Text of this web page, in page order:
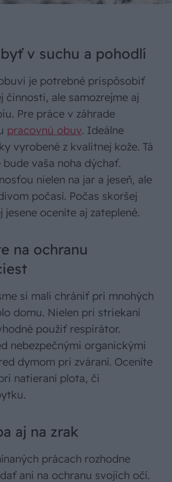
v suchu a pohodlí
je potrebné prispôsobiť
činnosti, ale samozrejme aj
Pre práce v záhrade
pracovnú obuv. Ideálne
vyrobené z kvalitnej kože. Tá
vaša noha dýchať.
nielen na jar a jeseň, ale
počasí. Počas skoršej
jesene oceníte aj zateplené.
na ochranu
si mali chrániť pri mnohých
domu. Nielen pri striekaní
použiť respirátor.
nebezpečnými organickými
dymom pri zváraní. Oceníte
natieraní plota, či
aj na zrak
prácach rozhodne
ani na ochranu svojich očí.